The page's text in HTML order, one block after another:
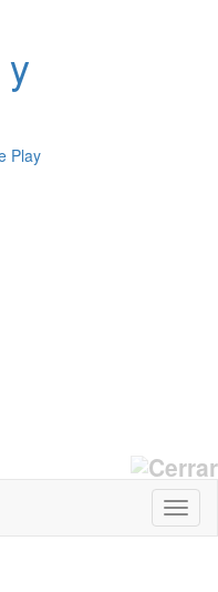
y